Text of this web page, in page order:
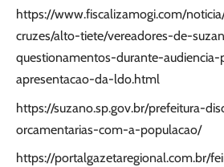
https://www.fiscalizamogi.com/
cruzes/alto-tiete/vereadores-de-
questionamentos-durante-
apresentacao-da-ldo.html
https://suzano.sp.gov.br/prefeitura-
orcamentarias-com-a-populacao/
https://portalgazetaregional.com.br/